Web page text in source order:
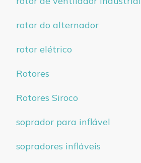
rotor do alternador
rotor elétrico
Rotores
Rotores Siroco
soprador para inflável
sopradores infláveis